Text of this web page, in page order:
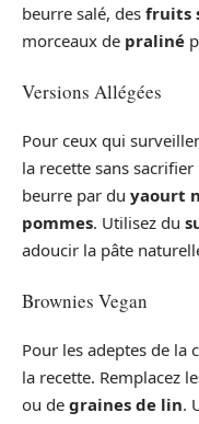
beurre salé, des fruits
morceaux de praliné
Versions Allégées
Pour ceux qui
la recette sans
beurre par du yaourt
pommes. Utilisez du
adoucir la pâte
Brownies Vegan
Pour les adeptes de la
la recette. Remplacez
ou de graines de lin.